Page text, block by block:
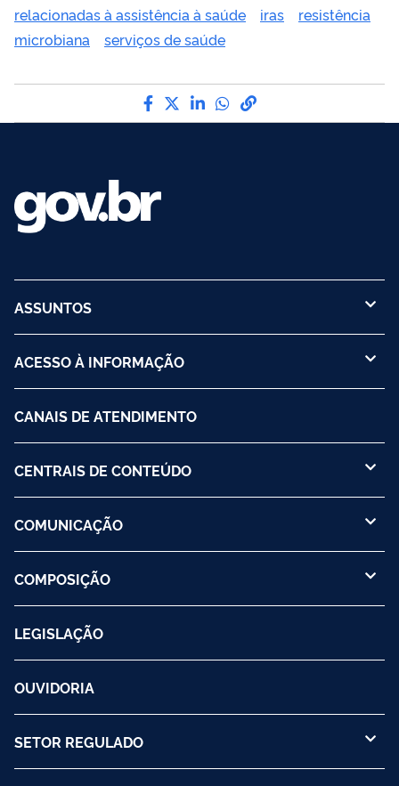
relacionadas à assistência à saúde
iras
resistência
microbiana
serviços de saúde
Compartilhe por Facebook
Compartilhe por Twitter
Compartilhe por
Compartilhe por
link para Copiar
ASSUNTOS
ACESSO À INFORMAÇÃO
CANAIS DE ATENDIMENTO
CENTRAIS DE CONTEÚDO
COMUNICAÇÃO
COMPOSIÇÃO
LEGISLAÇÃO
OUVIDORIA
SETOR REGULADO